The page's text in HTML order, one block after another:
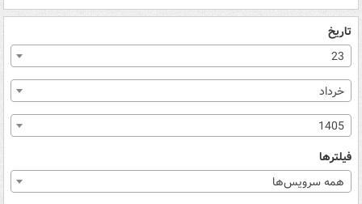
تاریخ
23
خرداد
1405
فیلترها
همه سرویس‌ها